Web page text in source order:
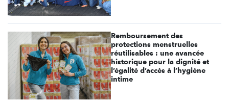
Remboursement des
protections menstruelles
réutilisables : une avancée
historique pour la dignité et
l’égalité d’accès à l’hygiène
intime